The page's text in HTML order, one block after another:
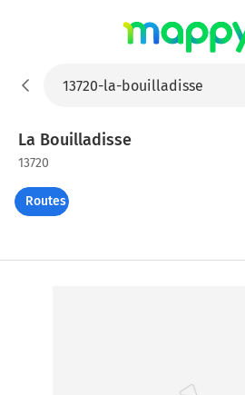
La Bouilladisse
13720
Routes